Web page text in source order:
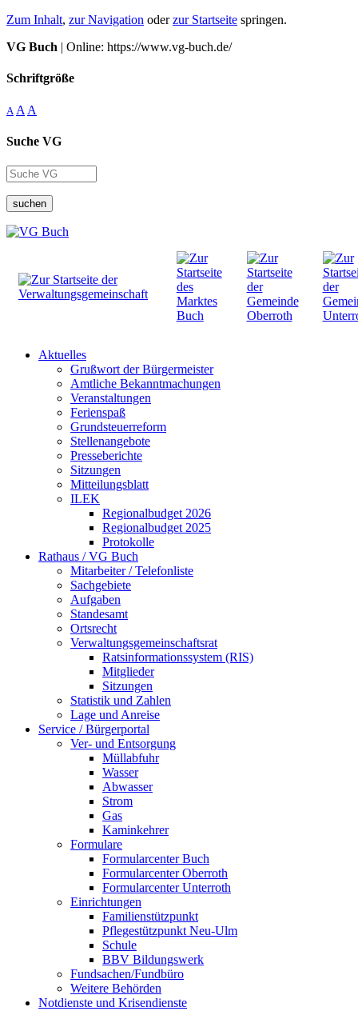
Zum Inhalt, zur Navigation oderzur Startseite springen.
VG Buch | Online: https://www.vg-buch.de/
Schriftgröße
A A A
Suche VG
suchen
Aktuelles
Grußwort der Bürgermeister
Amtliche Bekanntmachungen
Veranstaltungen
Ferienspaß
Grundsteuerreform
Stellenangebote
Presseberichte
Sitzungen
Mitteilungsblatt
ILEK
Regionalbudget 2026
Regionalbudget 2025
Protokolle
Rathaus / VG Buch
Mitarbeiter / Telefonliste
Sachgebiete
Aufgaben
Standesamt
Ortsrecht
Verwaltungsgemeinschaftsrat
Ratsinformationssystem (RIS)
Mitglieder
Sitzungen
Statistik und Zahlen
Lage und Anreise
Service / Bürgerportal
Ver- und Entsorgung
Müllabfuhr
Wasser
Abwasser
Strom
Gas
Kaminkehrer
Formulare
Formularcenter Buch
Formularcenter Oberroth
Formularcenter Unterroth
Einrichtungen
Familienstützpunkt
Pflegestützpunkt Neu-Ulm
Schule
BBV Bildungswerk
Fundsachen/Fundbüro
Weitere Behörden
Notdienste und Krisendienste